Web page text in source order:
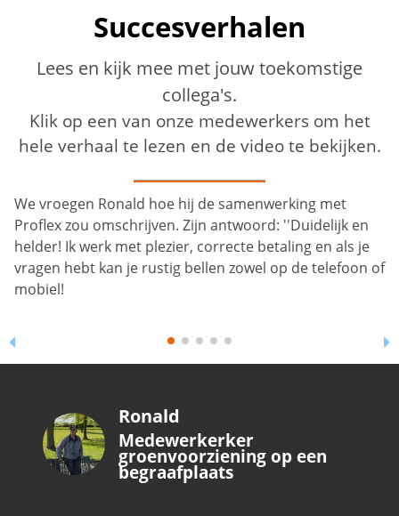
Succesverhalen
Lees en kijk mee met jouw toekomstige
collega's.
Klik op een van onze medewerkers om het
hele verhaal te lezen en de video te bekijken.
We vroegen Ronald hoe hij de samenwerking met
Proflex zou omschrijven. Zijn antwoord: ''Duidelijk en
helder! Ik werk met plezier, correcte betaling en als je
vragen hebt kan je rustig bellen zowel op de telefoon of
mobiel!
Ronald
Medewerkerker
groenvoorziening op een
begraafplaats